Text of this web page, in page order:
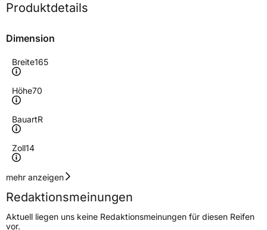
Produktdetails
Dimension
Breite165
Höhe70
BauartR
Zoll14
Geschwindigkeitsindex
Höchstgeschwindigkeit
190 km/h
Lastindex81
mehr anzeigen
Redaktionsmeinungen
Aktuell liegen uns keine Redaktionsmeinungen für diesen Reifen
vor.